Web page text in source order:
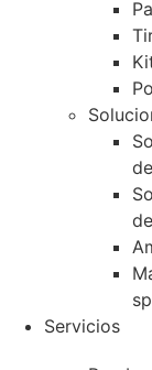
Servicios